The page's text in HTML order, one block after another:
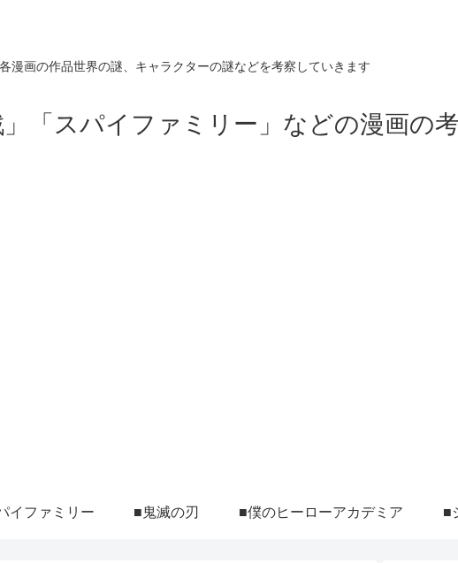
各漫画の作品世界の謎、キャラクターの謎などを考察していきます
「スパイファミリー」などの漫画の
イファミリー ■鬼滅の刃 ■僕のヒーローアカデミア ■